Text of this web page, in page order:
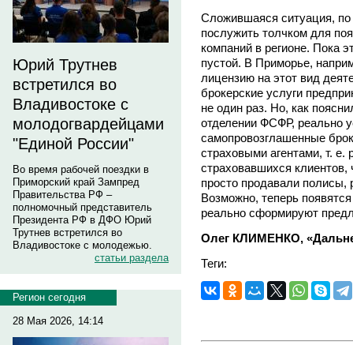
Юрий Трутнев
встретился во
Владивостоке с
молодогвардейцами
"Единой России"
Во время рабочей поездки в
Приморский край Зампред
Правительства РФ –
полномочный представитель
Президента РФ в ДФО Юрий
Трутнев встретился во
Владивостоке с молодежью.
статьи раздела
Регион сегодня
28 Мая 2026, 14:14
Сложившаяся ситуация,
послужить толчком для
компаний в регионе. Пока
пустой. В Приморье,
лицензию на этот вид
брокерские услуги
не один раз. Но, как
отделении ФСФР, реально
самопровозглашенные
страховыми агентами, т. е.
страховавшихся клиентов,
просто продавали полисы,
Возможно, теперь
реально сформируют
Олег КЛИМЕНКО,
Теги: